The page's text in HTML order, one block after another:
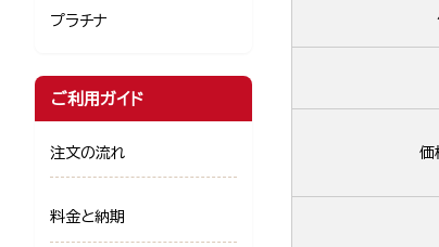
価
プラチナ
ご利用ガイド
注文の流れ
料金と納期